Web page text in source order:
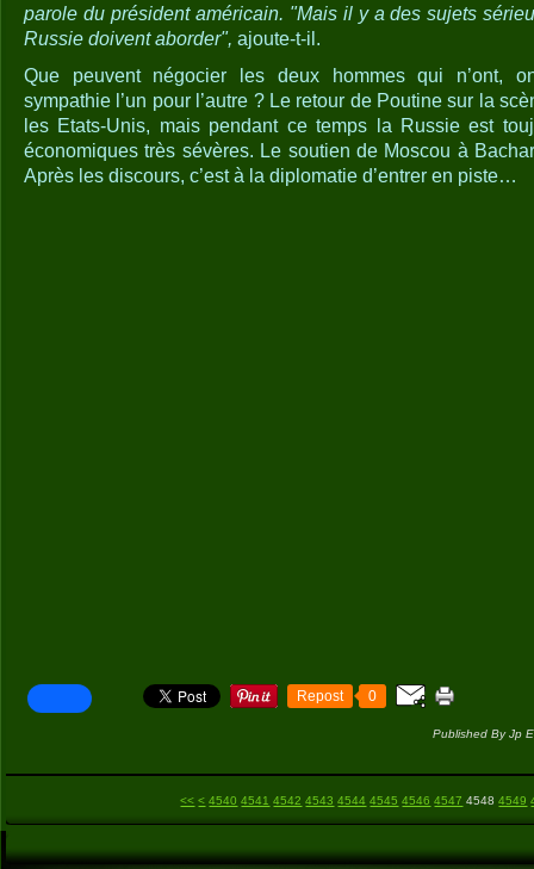
parole du président américain. "Mais il y a des sujets
Russie doivent aborder", ajoute-t-il.
Que peuvent négocier les deux hommes qui n’ont,
sympathie l’un pour l’autre ? Le retour de Poutine sur la
les Etats-Unis, mais pendant ce temps la Russie est
économiques très sévères. Le soutien de Moscou à
Après les discours, c’est à la diplomatie d’entrer en piste…
Repost 0
Published By Jp
<< < 4500
4510
4520
4530
4540 4541 4542 4543 4544 4545 4546 4547 4548 4549